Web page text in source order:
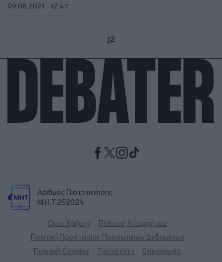
09.08.2021 - 12:47
12
Αριθμός Πιστοποίησης
Μ.Η.Τ.252024
Όροι Χρήσης
Πολιτική Απορρήτου
Πολιτική Προστασίας Προσωπικών Δεδομένων
Πολιτική Cookies
Ταυτότητα Επικοινωνία